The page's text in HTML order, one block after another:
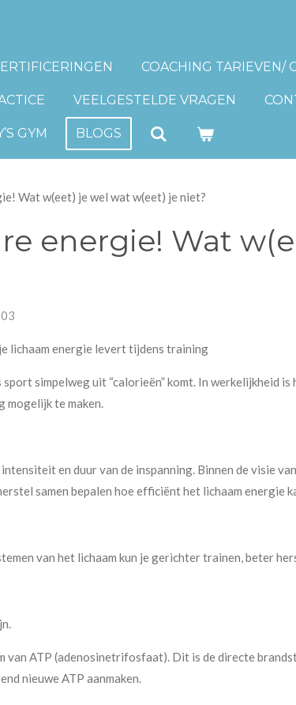
COACHING TARIEVEN/
VEELGESTELDE VRAGEN
GYM BLOGS
Wat w(eet) je wel wat w(eet) je niet?
energie! Wat
lichaam energie levert tijdens training
simpelweg uit “calorieën” komt. In werkelijkheid
mogelijk te maken.
en duur van de inspanning. Binnen de visie
samen bepalen hoe efficiënt het lichaam energie
van het lichaam kun je gerichter trainen, beter
van ATP (adenosinetrifosfaat). Dit is de directe
nieuwe ATP aanmaken.